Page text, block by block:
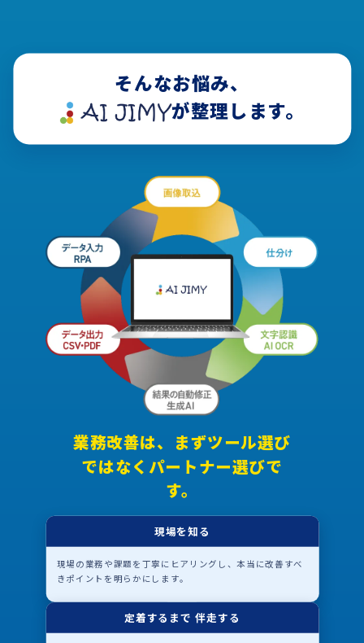
そんなお悩み、
が整理します。
業務改善は、まずツール選び
ではなくパートナー選びで
す。
現場を知る
現場の業務や課題を丁寧にヒアリングし、本当に改善すべ
きポイントを明らかにします。
定着するまで 伴走する